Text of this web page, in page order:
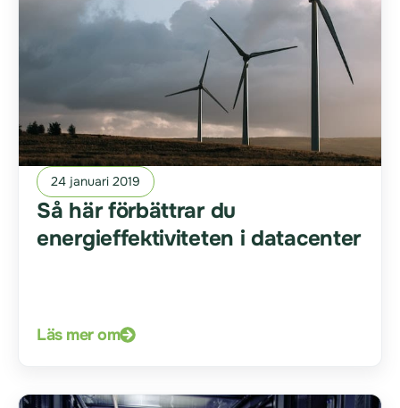
24 januari 2019
Så här förbättrar du
energieffektiviteten i datacenter
Läs mer om